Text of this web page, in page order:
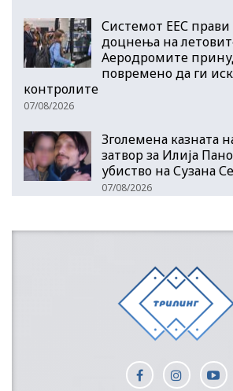
Системот ЕЕС
доцнења на
Аеродромите
повремено да ги
контролите
07/08/2026
Зголемена казната
затвор за Илија
убиство на Сузана
07/08/2026